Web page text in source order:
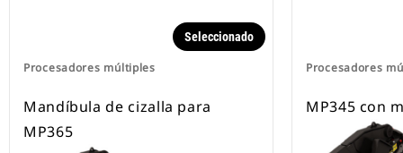
Procesadores múltiples
Seleccionado
Mandíbula de cizalla para
MP365
Procesadores
MP345 con